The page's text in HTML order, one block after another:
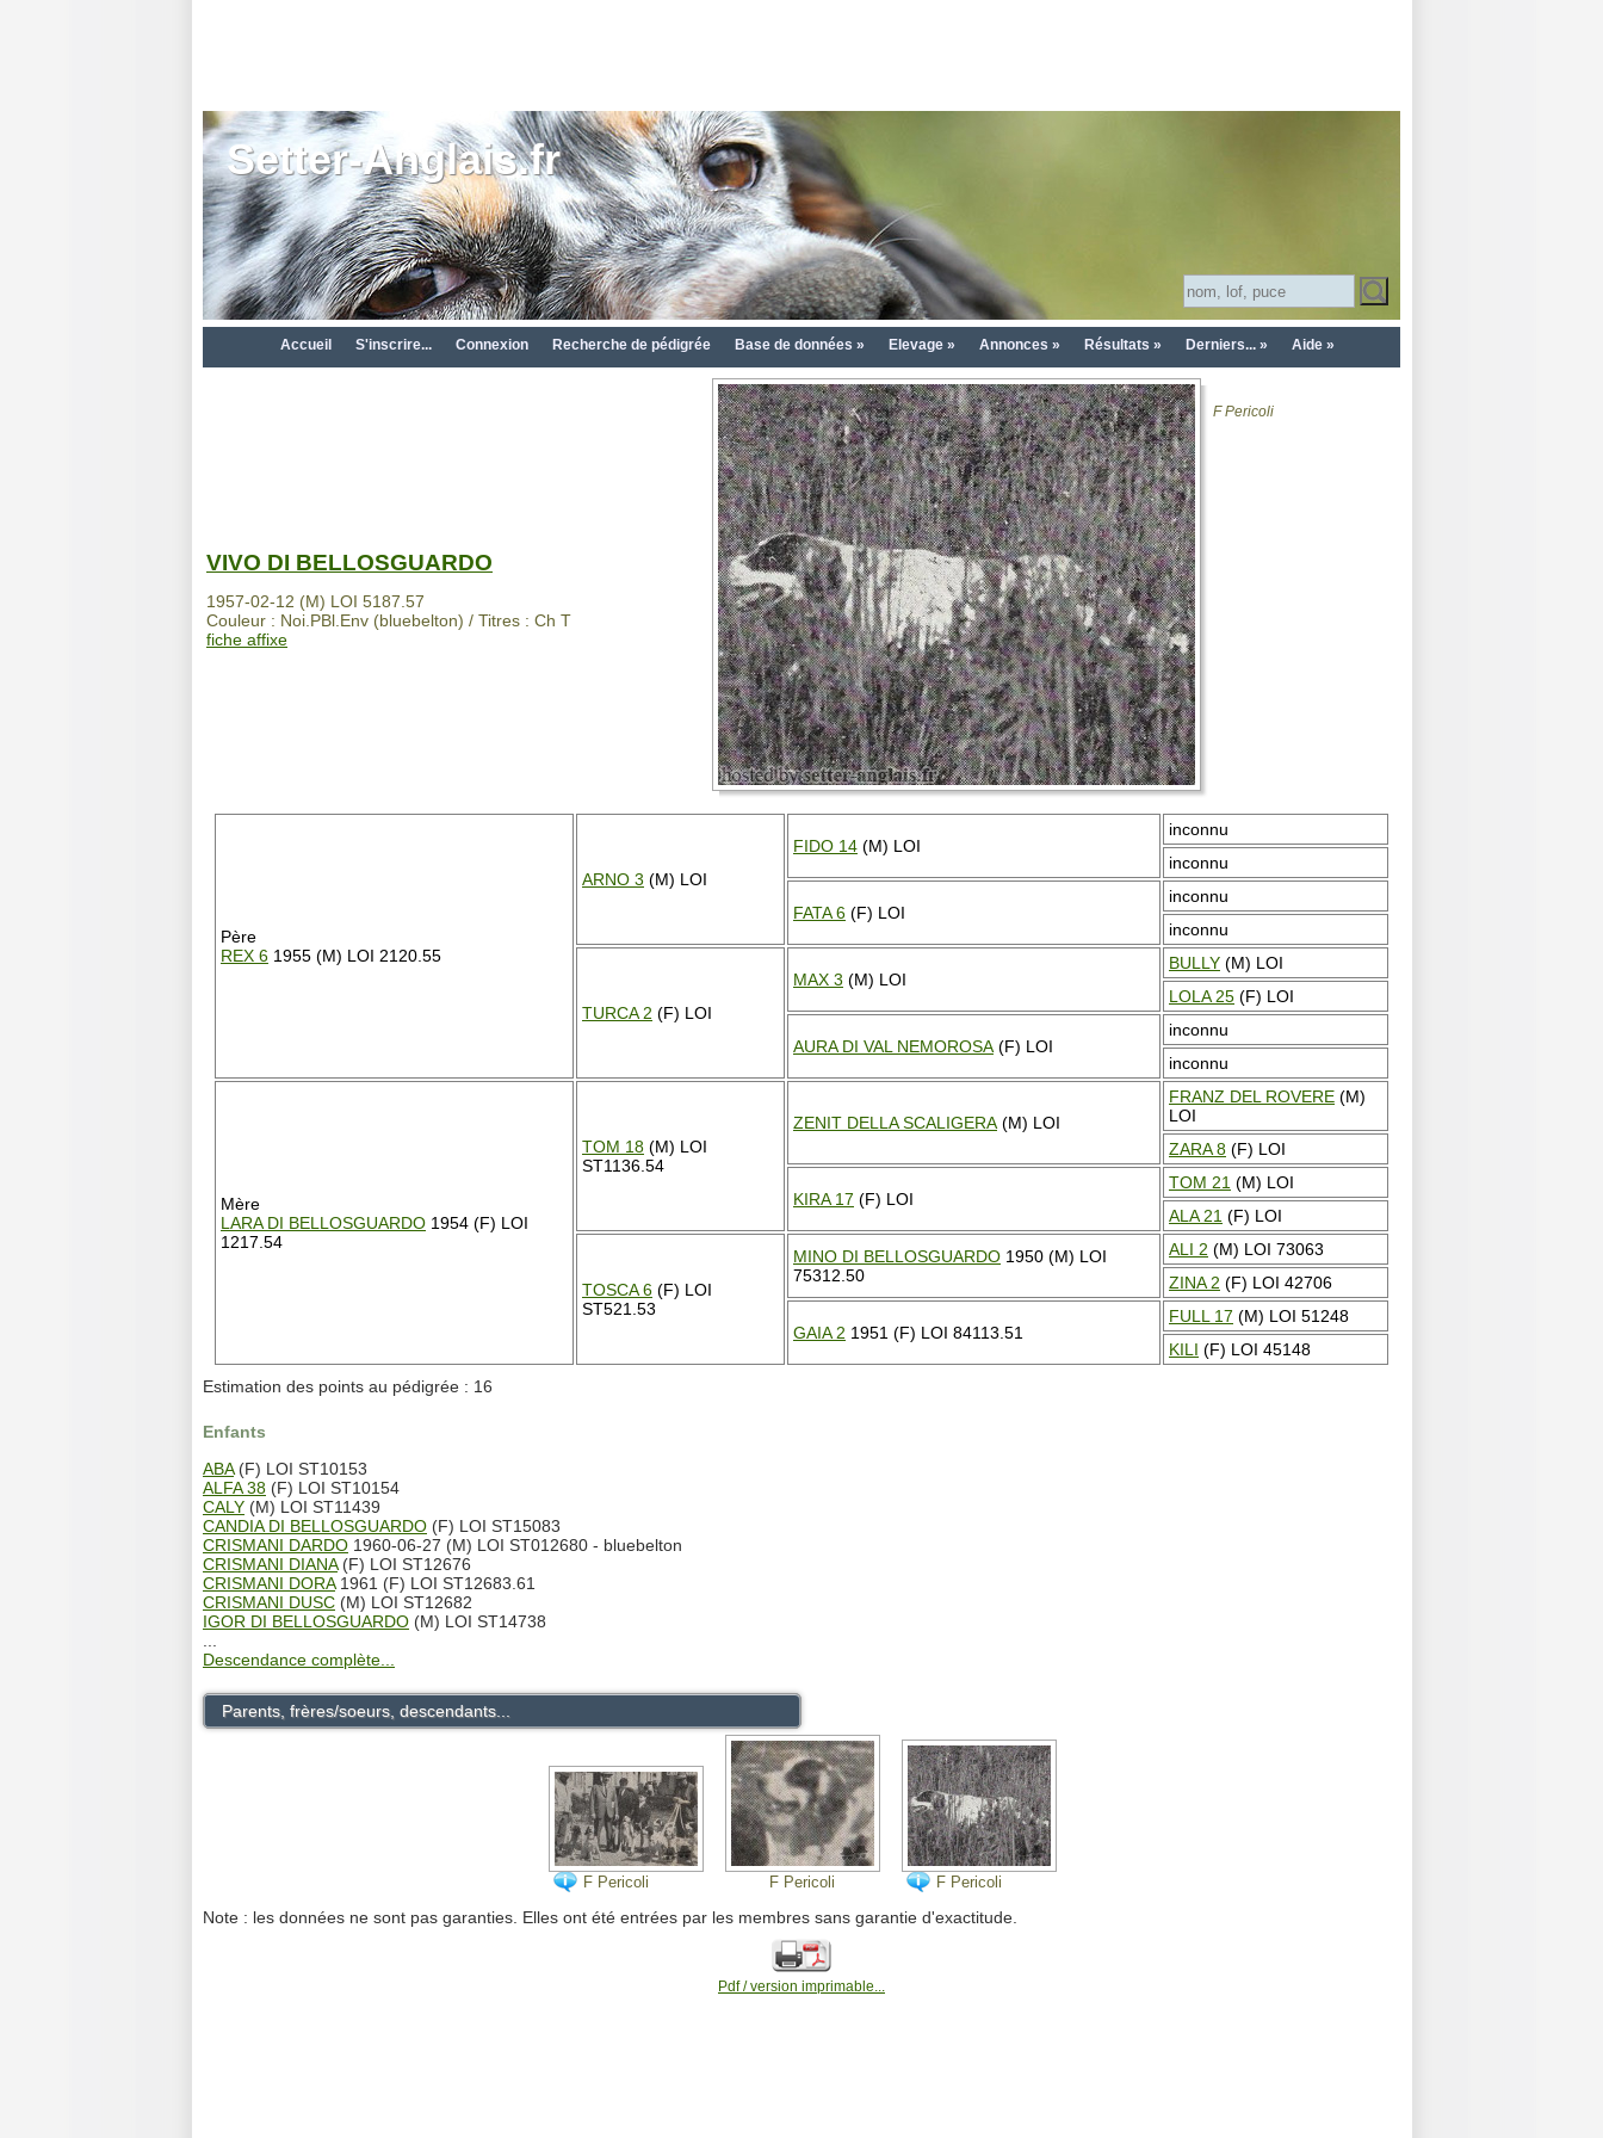
Setter-Anglais.fr
Accueil S'inscrire... Connexion Recherche de pédigrée Base de données » Elevage » Annonces » Résultats » Derniers... » Aide »
VIVO DI BELLOSGUARDO
1957-02-12 (M) LOI 5187.57
Couleur : Noi.PBl.Env (bluebelton) / Titres : Ch T
fiche affixe
F Pericoli
Père
REX 6 1955 (M) LOI 2120.55
ARNO 3 (M) LOI
FIDO 14 (M) LOI
inconnu
inconnu
FATA 6 (F) LOI
inconnu
inconnu
TURCA 2 (F) LOI
MAX 3 (M) LOI
BULLY (M) LOI
LOLA 25 (F) LOI
AURA DI VAL NEMOROSA (F) LOI
inconnu
inconnu
Mère
LARA DI BELLOSGUARDO 1954 (F) LOI
1217.54
TOM 18 (M) LOI
ST1136.54
ZENIT DELLA SCALIGERA (M) LOI
FRANZ DEL ROVERE (M)
LOI
ZARA 8 (F) LOI
KIRA 17 (F) LOI
TOM 21 (M) LOI
ALA 21 (F) LOI
TOSCA 6 (F) LOI
ST521.53
MINO DI BELLOSGUARDO 1950 (M) LOI
75312.50
ALI 2 (M) LOI 73063
ZINA 2 (F) LOI 42706
GAIA 2 1951 (F) LOI 84113.51
FULL 17 (M) LOI 51248
KILI (F) LOI 45148
Estimation des points au pédigrée : 16
Enfants
ABA(F) LOI ST10153
ALFA 38 (F) LOI ST10154
CALY (M) LOI ST11439
CANDIA DI BELLOSGUARDO (F) LOI ST15083
CRISMANI DARDO 1960-06-27 (M) LOI ST012680 - bluebelton
CRISMANI DIANA(F) LOI ST12676
CRISMANI DORA1961 (F) LOI ST12683.61
CRISMANI DUSC (M) LOI ST12682
IGOR DI BELLOSGUARDO (M) LOI ST14738
Descendance complète...
Parents, frères/soeurs, descendants...
F Pericoli F Pericoli F Pericoli
Note : les données ne sont pas garanties. Elles ont été entrées par les membres sans garantie d'exactitude.
Pdf / version imprimable...